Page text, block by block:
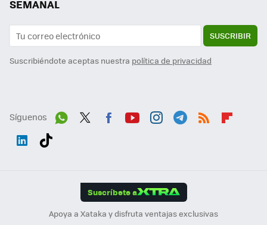
SEMANAL
SUSCRIBIR
Suscribiéndote aceptas nuestra política de privacidad
Síguenos
Suscríbete a
Apoya a Xataka y disfruta ventajas exclusivas